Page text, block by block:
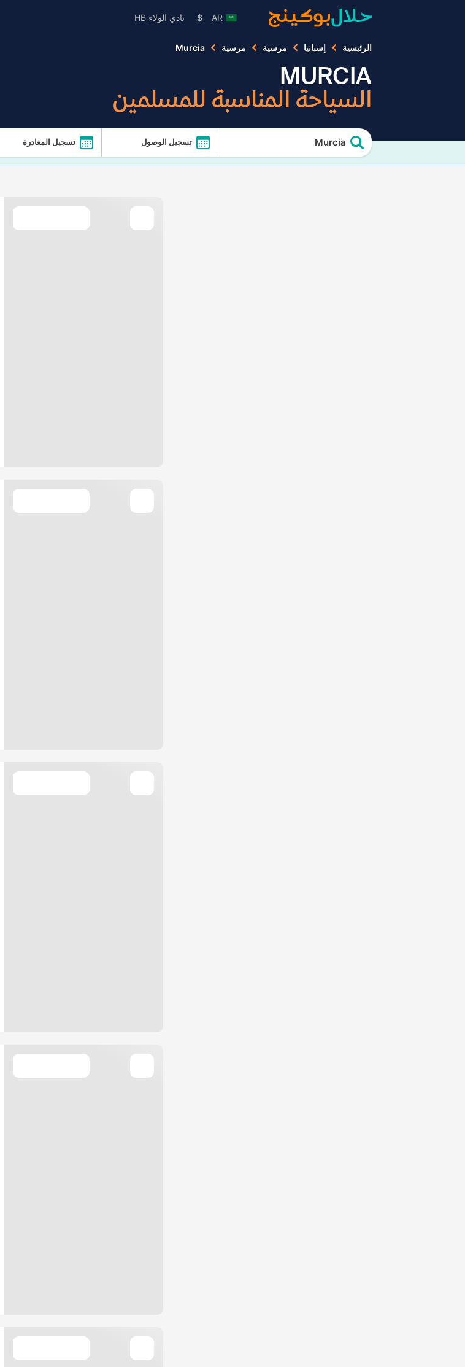
AR
$ نادي الولاء HB
الرئيسية إسبانيا مرسية مرسية Murcia
MURCIA
السياحة المناسبة للمسلمين
Murcia تسجيل الوصول تسجيل المغادرة